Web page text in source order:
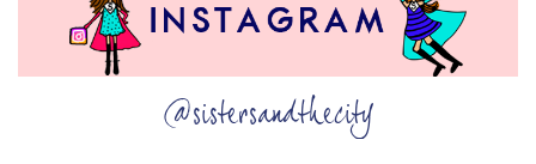
@sistersandthecity